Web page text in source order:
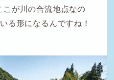
こが川の合流地点なの
る形になるんですね！